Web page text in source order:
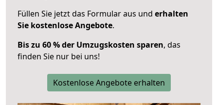
Füllen Sie jetzt das Formular aus und erhalten
Sie kostenlose Angebote.
Bis zu 60 % der Umzugskosten sparen, das
finden Sie nur bei uns!
Kostenlose Angebote erhalten